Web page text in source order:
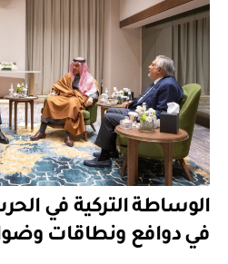
الوساطة التركية في الحرب
في دوافع ونطاقات